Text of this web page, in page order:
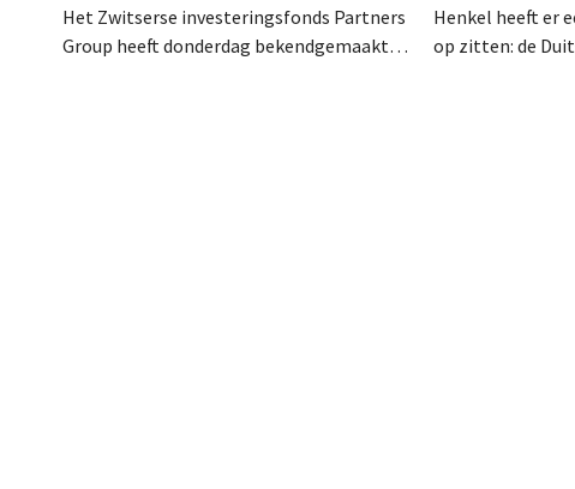
Het Zwitserse investeringsfonds Partners
Group heeft donderdag bekendgemaakt
Henkel heeft er
op zitten: de